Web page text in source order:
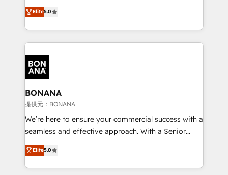
customer service. It's time to empower your teams
to create great customer experiences that generate
happen.
clients have the same needs, Quattro offer a
bespoke approach for every client. Services include
business growth strategies, sales enablement, CRM
set-up, Migrations, Integrations, Enterprise level
Sales Hub, Marketing Hub, Customer Support Hub,
Ops Hub Software, inbound marketing strategy,
content strategies, branding, HubSpot CMS,
bespoke web apps and growth driven design
websites. Experienced in helping Global B2B
Manufacturers, Fintech, Professional Services, IT and
SaaS industries.
Elite5.0
BONANA
提供元：BONANA
We’re here to ensure your commercial success with a
seamless and effective approach. With a Senior
team that has 10+ years of experience in HubSpot,
we have a deep understanding of SaaS, Business
Services and E-commerce together with Retail. We
Elite5.0